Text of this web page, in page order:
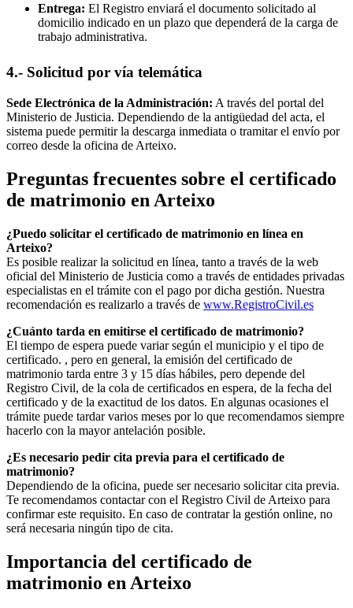
Entrega: El Registro enviará el documento solicitado al
domicilio indicado en un plazo que dependerá de la carga de
trabajo administrativa.
4.- Solicitud por vía telemática
Sede Electrónica de la Administración: A través del portal del
Ministerio de Justicia. Dependiendo de la antigüedad del acta, el
sistema puede permitir la descarga inmediata o tramitar el envío por
correo desde la oficina de Arteixo.
Preguntas frecuentes sobre el certificado
de matrimonio en Arteixo
¿Puedo solicitar el certificado de matrimonio en línea en
Arteixo?
Es posible realizar la solicitud en línea, tanto a través de la web
oficial del Ministerio de Justicia como a través de entidades privadas
especialistas en el trámite con el pago por dicha gestión. Nuestra
recomendación es realizarlo a través de www.RegistroCivil.es
¿Cuánto tarda en emitirse el certificado de matrimonio?
El tiempo de espera puede variar según el municipio y el tipo de
certificado. , pero en general, la emisión del certificado de
matrimonio tarda entre 3 y 15 días hábiles, pero depende del
Registro Civil, de la cola de certificados en espera, de la fecha del
certificado y de la exactitud de los datos. En algunas ocasiones el
trámite puede tardar varios meses por lo que recomendamos siempre
hacerlo con la mayor antelación posible.
¿Es necesario pedir cita previa para el certificado de
matrimonio?
Dependiendo de la oficina, puede ser necesario solicitar cita previa.
Te recomendamos contactar con el Registro Civil de Arteixo para
confirmar este requisito. En caso de contratar la gestión online, no
será necesaria ningún tipo de cita.
Importancia del certificado de
matrimonio en Arteixo